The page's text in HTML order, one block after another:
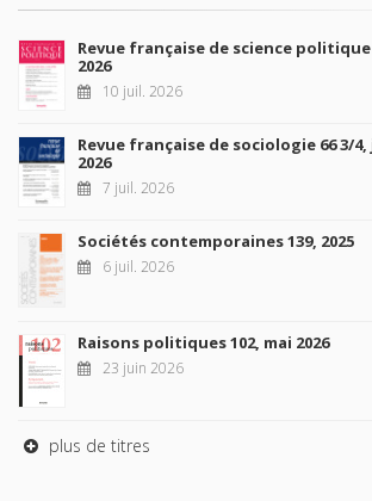
Revue française de science
2026
10 juil. 2026
Revue française de sociologie 66 3/
2026
7 juil. 2026
Sociétés contemporaines 139, 2025
6 juil. 2026
Raisons politiques 102, mai 2026
23 juin 2026
plus de titres